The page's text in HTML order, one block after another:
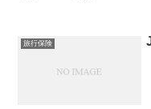
旅行保険